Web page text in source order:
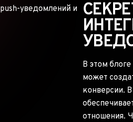
В этом
может
конверсии.
отношения.